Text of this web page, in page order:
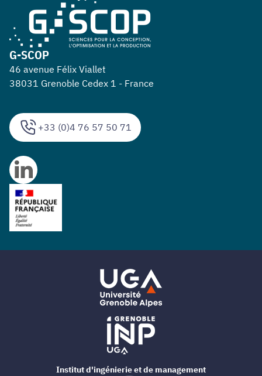
+33 (0)4 76 57 50 71
G-SCOP
46 avenue Félix Viallet
38031 Grenoble Cedex 1 - France
Institut d'ingénierie et de management